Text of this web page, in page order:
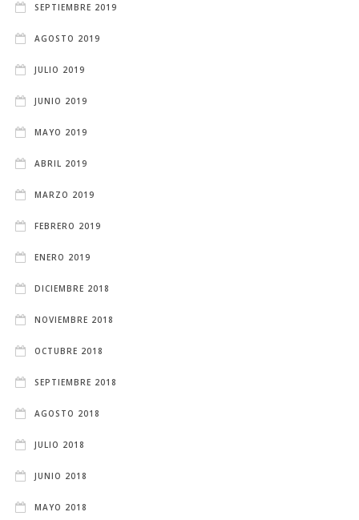
SEPTIEMBRE 2019
AGOSTO 2019
JULIO 2019
JUNIO 2019
MAYO 2019
ABRIL 2019
MARZO 2019
FEBRERO 2019
ENERO 2019
DICIEMBRE 2018
NOVIEMBRE 2018
OCTUBRE 2018
SEPTIEMBRE 2018
AGOSTO 2018
JULIO 2018
JUNIO 2018
MAYO 2018